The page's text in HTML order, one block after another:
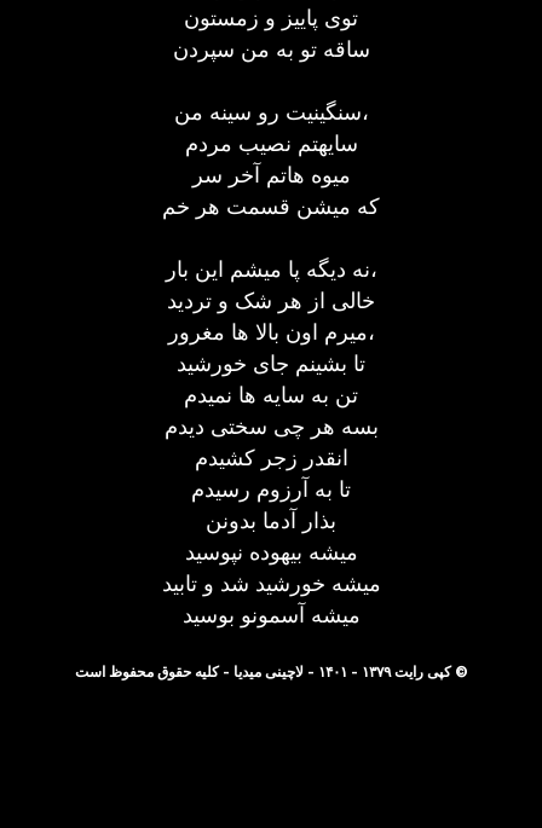
توی پاییز و زمستون
ساقه تو به من سپردن
سنگینیت رو سینه من،
سایهتم نصیب مردم
میوه هاتم آخر سر
که میشن قسمت هر خم
نه دیگه پا میشم این بار،
خالی از هر شک و تردید
میرم اون بالا ها مغرور،
تا بشینم جای خورشید
تن به سایه ها نمیدم
بسه هر چی سختی دیدم
انقدر زجر کشیدم
تا به آرزوم رسیدم
بذار آدما بدونن
میشه بیهوده نپوسید
میشه خورشید شد و تابید
میشه آسمونو بوسید
© کپی رایت ۱۳۷۹ - ۱۴۰۱ - لاچینی میدیا - کلیه حقوق محفوظ است